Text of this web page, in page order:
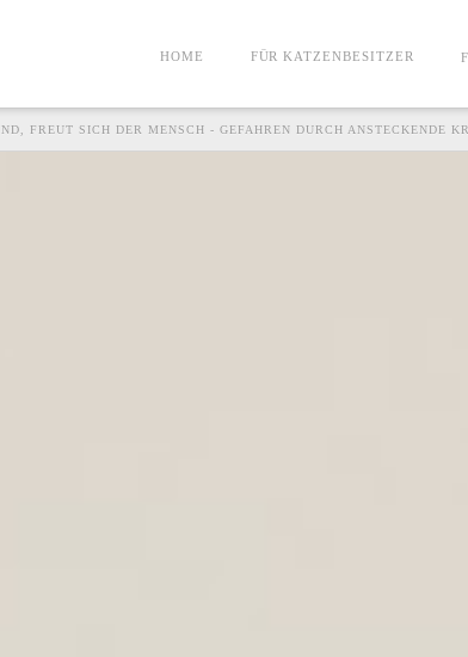
HOME FÜR KATZENBESITZER
FREUT SICH DER MENSCH - GEFAHREN DURCH ANSTECKENDE